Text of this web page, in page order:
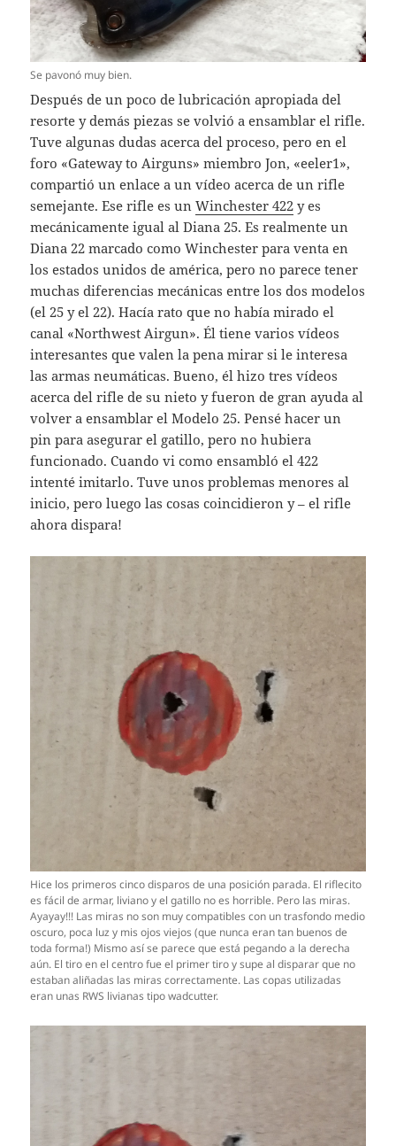
Se pavonó muy bien.
Después de un poco de lubricación apropiada del
resorte y demás piezas se volvió a ensamblar el rifle.
Tuve algunas dudas acerca del proceso, pero en el
foro «Gateway to Airguns» miembro Jon, «eeler1»,
compartió un enlace a un vídeo acerca de un rifle
semejante. Ese rifle es unWinchester 422 y es
mecánicamente igual al Diana 25. Es realmente un
Diana 22 marcado como Winchester para venta en
los estados unidos de américa, pero no parece tener
muchas diferencias mecánicas entre los dos modelos
(el 25 y el 22). Hacía rato que no había mirado el
canal «Northwest Airgun». Él tiene varios vídeos
interesantes que valen la pena mirar si le interesa
las armas neumáticas. Bueno, él hizo tres vídeos
acerca del rifle de su nieto y fueron de gran ayuda al
volver a ensamblar el Modelo 25. Pensé hacer un
pin para asegurar el gatillo, pero no hubiera
funcionado. Cuando vi como ensambló el 422
intenté imitarlo. Tuve unos problemas menores al
inicio, pero luego las cosas coincidieron y – el rifle
ahora dispara!
Hice los primeros cinco disparos de una posición parada. El riflecito
es fácil de armar, liviano y el gatillo no es horrible. Pero las miras.
Ayayay!!! Las miras no son muy compatibles con un trasfondo medio
oscuro, poca luz y mis ojos viejos (que nunca eran tan buenos de
toda forma!) Mismo así se parece que está pegando a la derecha
aún. El tiro en el centro fue el primer tiro y supe al disparar que no
estaban aliñadas las miras correctamente. Las copas utilizadas
eran unas RWS livianas tipo wadcutter.